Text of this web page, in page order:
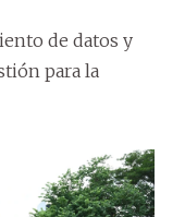
de datos y
para la